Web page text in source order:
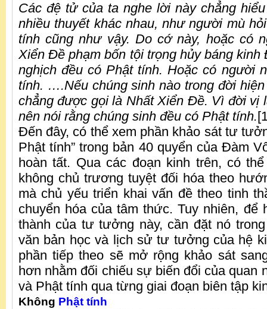
Các đệ tử của ta nghe lời này chẳng
nhiều thuyết khác nhau, như người mù
tính cũng như vậy. Do cớ này, hoặc có
Xiển Đề phạm bốn tội trọng hủy báng
nghịch đều có Phật tính. Hoặc có người
tính. ….Nếu chúng sinh nào trong đời
chẳng được gọi là Nhất Xiển Đề. Vì đời vị
nên nói rằng chúng sinh đều có Phật tính.
Đến đây, có thể xem phần khảo sát tư
Phật tính” trong bản 40 quyển của Đàm
hoàn tất. Qua các đoạn kinh trên, có
không chủ trương tuyệt đối hóa theo
mà chủ yếu triển khai vấn đề theo tinh
chuyển hóa của tâm thức. Tuy nhiên, để
thành của tư tưởng này, cần đặt nó
văn bản học và lịch sử tư tưởng của hệ
phần tiếp theo sẽ mở rộng khảo sát
hơn nhằm đối chiếu sự biến đổi của quan
và Phật tính qua từng giai đoạn biên tập
Không Phật tính